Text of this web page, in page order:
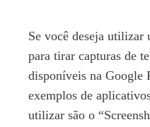
Se você deseja
para tirar capturas de
disponíveis na Google
exemplos de
utilizar são o